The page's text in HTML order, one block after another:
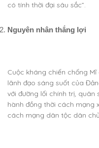
có tính thời đại sâu sắc”.
Nguyên nhân thắng lợi
Cuộc kháng chiến chống
lãnh đạo sáng suốt của
với đường lối chính trị, quân
hành đồng thời cách mạng
cách mạng dân tộc dân